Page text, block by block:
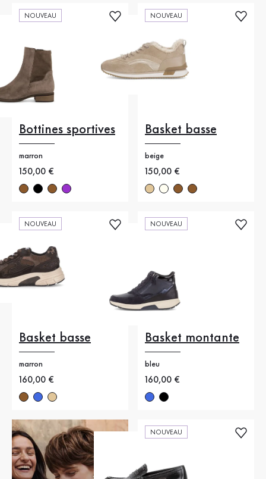
NOUVEAU
Bottines sportives
marron
Nouveau prix
150,00 €
NOUVEAU
Basket basse
beige
Nouveau prix
150,00 €
NOUVEAU
Basket basse
marron
Nouveau prix
160,00 €
NOUVEAU
Basket montante
bleu
Nouveau prix
160,00 €
NOUVEAU